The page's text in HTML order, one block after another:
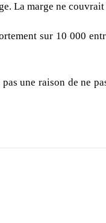
La marge ne
sur 10 000
une raison de ne